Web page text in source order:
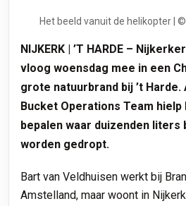
Het beeld vanuit de helikopter |
NIJKERK | ’T HARDE –
vloog woensdag mee in een
grote natuurbrand bij ’t Harde.
Bucket Operations Team hielp
bepalen waar duizenden
worden gedropt.
Bart van Veldhuisen werkt bij
Amstelland, maar woont in